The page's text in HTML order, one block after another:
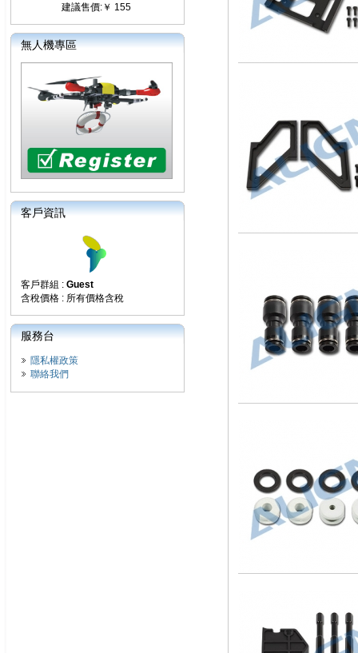
建議售價:￥ 155
無人機專區
客戶資訊
客戶群組 : Guest
含稅價格 : 所有價格含稅
服務台
隱私權政策
聯絡我們